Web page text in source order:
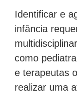
Identificar e
infância
como
e terapeutas
realizar uma